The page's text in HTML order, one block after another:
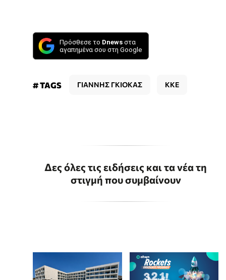
Πρόσθεσε το Dnews στα
αγαπημένα σου στη Google
# TAGS ΓΙΑΝΝΗΣ ΓΚΙΟΚΑΣ ΚΚΕ
Δες όλες τις ειδήσεις και τα νέα τη
στιγμή που συμβαίνουν